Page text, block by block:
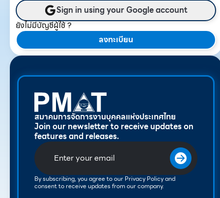
Sign in using your Google account
ยังไม่มีบัญชีผู้ใช้ ?
ลงทะเบียน
สมาคมการจัดการงานบุคคลแห่งประเทศไทย
Join our newsletter to receive updates on
features and releases.
By subscribing, you agree to our Privacy Policy and
consent to receive updates from our company.